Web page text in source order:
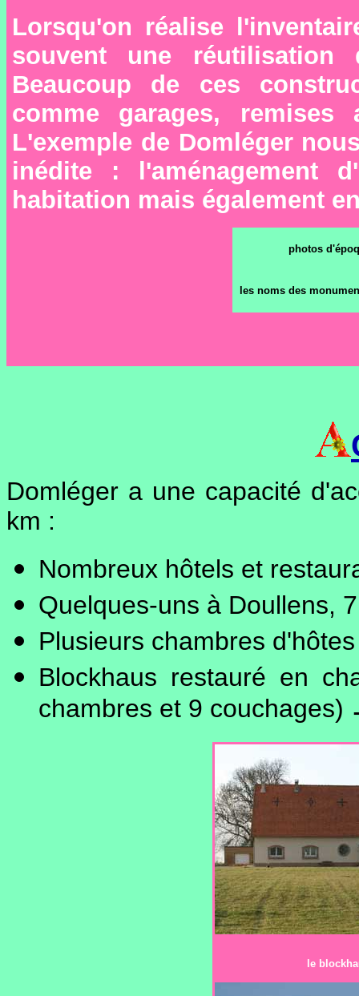
Lorsqu'on réalise
souvent une
Beaucoup de ces
comme garages,
L'exemple de Domléger
inédite : l'aménagement
habitation mais également
photos
les noms des
Domléger a une capacité
km :
Nombreux hôtels et
Quelques-uns à Doullens,
Plusieurs chambres
Blockhaus restauré en
chambres et 9 couchages)
le